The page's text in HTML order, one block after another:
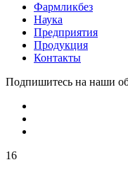
Фармликбез
Наука
Предприятия
Продукция
Контакты
Подпишитесь на наши
16